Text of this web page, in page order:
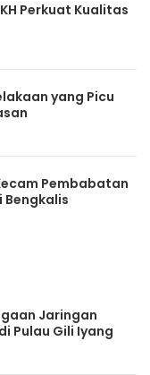
Perkuat Kualitas
yang Picu
Pembabatan
Bengkalis
Jaringan
Pulau Gili Iyang